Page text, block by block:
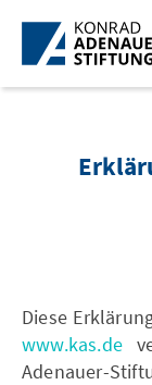
Skip to Main
Diese
www.kas.de
Adenauer-